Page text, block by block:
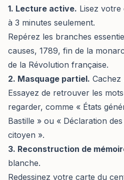
1. Lecture active. Lisez votre
à 3 minutes seulement.
Repérez les branches
causes, 1789, fin de la
de la Révolution française.
2. Masquage partiel. Cachez
Essayez de retrouver les
regarder, comme « États
Bastille » ou « Déclaration
citoyen ».
3. Reconstruction de
blanche.
Redessinez votre carte du